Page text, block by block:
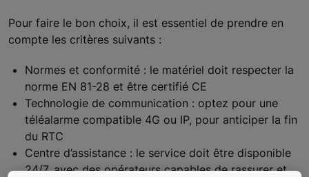
Pour faire le bon choix, il est essentiel de prendre en
compte les critères suivants :
Normes et conformité : le matériel doit respecter la
norme EN 81-28 et être certifié CE
Technologie de communication : optez pour une
téléalarme compatible 4G ou IP, pour anticiper la fin
du RTC
Centre d’assistance : le service doit être disponible
24/7, avec des opérateurs capables de rassurer et